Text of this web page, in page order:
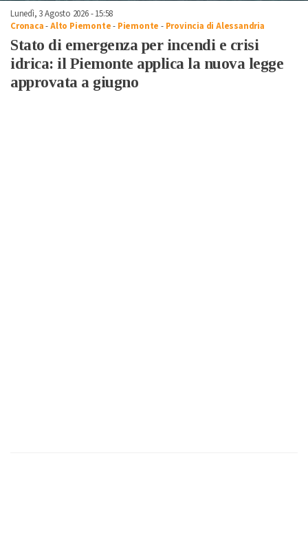
Lunedì, 3 Agosto 2026 - 15:58
Cronaca-Alto Piemonte- Piemonte - Provincia di Alessandria
Stato di emergenza per incendi e crisi
idrica: il Piemonte applica la nuova legge
approvata a giugno